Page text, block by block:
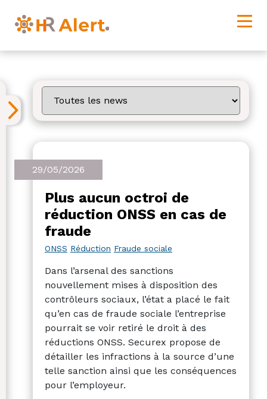
29/05/2026
Plus aucun octroi de
réduction ONSS en cas de
fraude
ONSS Réduction Fraude sociale
Dans l’arsenal des sanctions
nouvellement mises à disposition des
contrôleurs sociaux, l’état a placé le fait
qu’en cas de fraude sociale l’entreprise
pourrait se voir retiré le droit à des
réductions ONSS. Securex propose de
détailler les infractions à la source d’une
telle sanction ainsi que les conséquences
pour l’employeur.